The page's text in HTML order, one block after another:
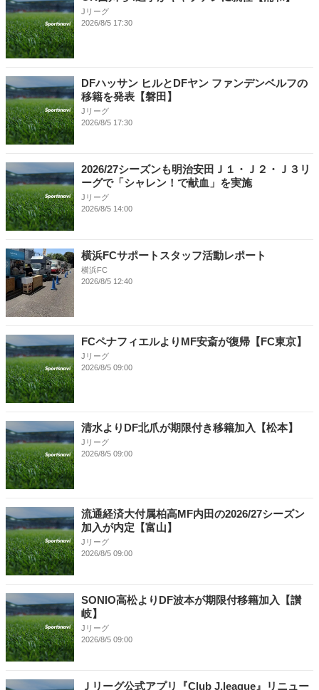
Jリーグ
2026/8/5 17:30
DFハッサン ヒルとDFヤン ファンデンベルフの
移籍を発表【磐田】
Jリーグ
2026/8/5 17:30
2026/27シーズンも明治安田Ｊ１・Ｊ２・Ｊ３リ
ーグで「シャレン！で献血」を実施
Jリーグ
2026/8/5 14:00
横浜FCサポートスタッフ活動レポート
横浜FC
2026/8/5 12:40
FCペナフィエルよりMF安斎が復帰【FC東京】
Jリーグ
2026/8/5 09:00
清水よりDF北爪が期限付き移籍加入【松本】
Jリーグ
2026/8/5 09:00
流通経済大付属柏高MF内田の2026/27シーズン
加入が内定【富山】
Jリーグ
2026/8/5 09:00
SONIO高松よりDF波本が期限付移籍加入【讃
岐】
Jリーグ
2026/8/5 09:00
Ｊリーグ公式アプリ『Club J.league』リニュー